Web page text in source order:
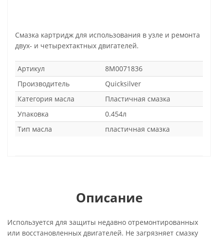
Смазка картридж для использования в узле и ремонта
двух- и четырехтактных двигателей.
Артикул
8M0071836
Производитель
Quicksilver
Категория масла
Пластичная смазка
Упаковка
0.454л
Тип масла
пластичная смазка
Описание
Используется для защиты недавно отремонтированных
или восстановленных двигателей. Не загрязняет смазку